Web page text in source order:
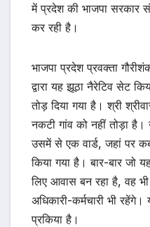
में प्रदेश की भाजपा सरकार
कर रही है।
भाजपा प्रदेश प्रवक्ता
द्वारा यह झूठा नैरेटिव सेट
तोड़ दिया गया है। श्री
नकटी गांव को नहीं तोड़ा
उसमें से एक वार्ड, जहां पर
किया गया है। बार-बार जो
लिए आवास बन रहा है, वह
अधिकारी-कर्मचारी भी
प्रकिया है।